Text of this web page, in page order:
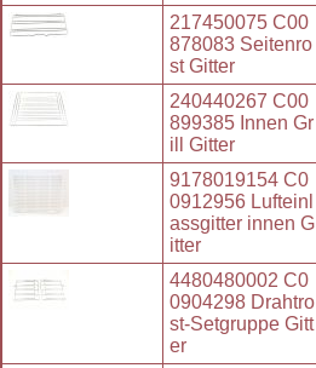
217450075 C00
878083 Seitenro
st Gitter
240440267 C00
899385 Innen Gr
ill Gitter
9178019154 C0
0912956 Lufteinl
assgitter innen G
itter
4480480002 C0
0904298 Drahtro
st-Setgruppe Gitt
er